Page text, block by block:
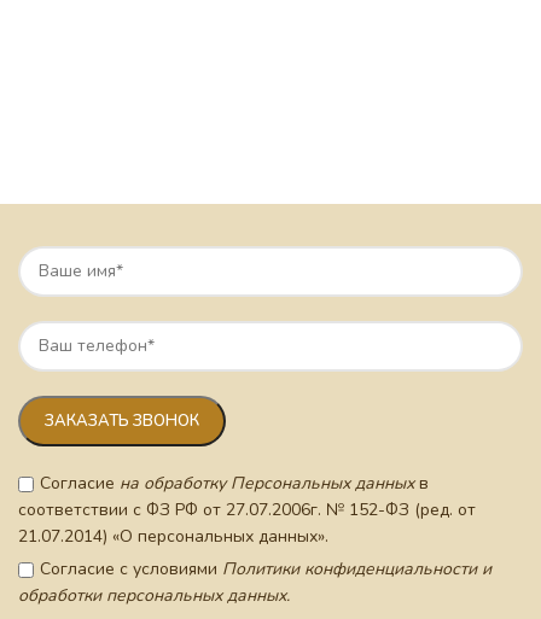
Согласие на обработку Персональных данныхв
соответствии с ФЗ РФ от 27.07.2006г. № 152-ФЗ (ред. от
21.07.2014) «О персональных данных».
Согласие с условиями Политики конфиденциальности и
обработки персональных данных.